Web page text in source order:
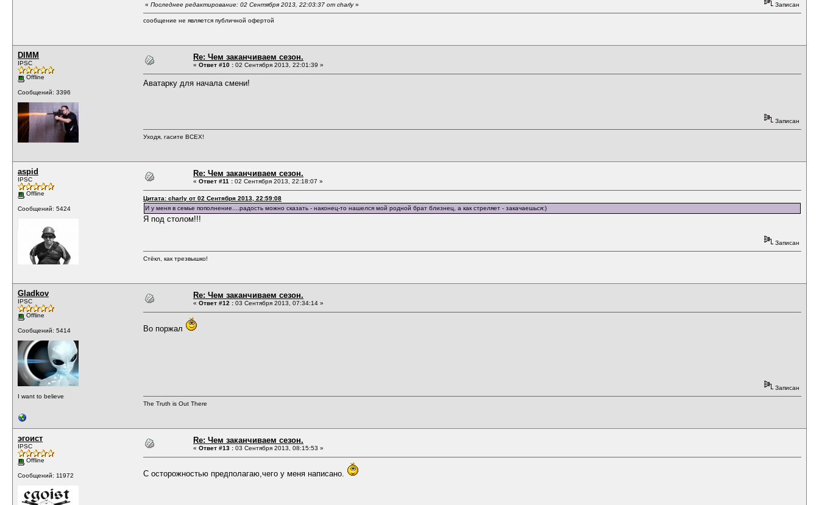
« Последнее редактирование: 02 Сентября 2013, 22:03:37 от charly» Записан
сообщение не является публичной офертой
DIMM
IPSC
Offline
Сообщений: 3396
Re: Чем заканчиваем сезон.
« Ответ #10 : 02 Сентября 2013, 22:01:39 »
Аватарку для начала смени!
Записан
Уходя, гасите ВСЕХ!
aspid
IPSC
Offline
Сообщений: 5424
Re: Чем заканчиваем сезон.
« Ответ #11 : 02 Сентября 2013, 22:18:07 »
Цитата: charly от 02 Сентября 2013, 22:59:08
И у меня в семье пополнение....радость можно сказать - наконец-то нашелся мой родной брат близнец, а как стреляет - закачаешься:)
Я под столом!!!
Записан
Стёкл, как трезвышко!
Gladkov
IPSC
Offline
Сообщений: 5414
I want to believe
Re: Чем заканчиваем сезон.
« Ответ #12 : 03 Сентября 2013, 07:34:14 »
Во поржал
Записан
The Truth is Out There
эгоист
IPSC
Offline
Сообщений: 11972
Re: Чем заканчиваем сезон.
« Ответ #13 : 03 Сентября 2013, 08:15:53 »
С осторожностью предполагаю,чего у меня написано.